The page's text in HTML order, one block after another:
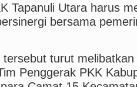
Tapanuli Utara harus
bersama
tersebut turut
Penggerak PKK